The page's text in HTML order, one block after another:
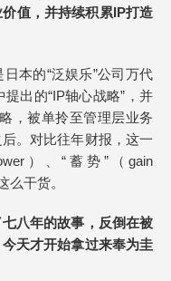
值，并持续积累IP打造
本的“泛娱乐”公司万代
出的“IP轴心战略”，并
，被单拎至管理层业务
。对比往年财报，这一
）、“蓄势”（gain
么干货。
八年的故事，反倒在被
天才开始拿过来奉为圭